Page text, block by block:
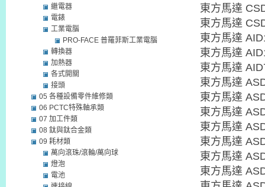
東方馬達
東方馬達
東方馬達
東方馬達
東方馬達
東方馬達
東方馬達
東方馬達
東方馬達
東方馬達
東方馬達
東方馬達
繼電器
電錶
工業電腦
PRO-FACE 普羅菲斯工業電腦
轉換器
加熱器
各式開關
接頭
05 各種設備零件維修類
06 PCTC特殊軸承類
07 加工件類
08 鈦與鈦合金類
09 耗材類
萬向滾珠/滾輪/萬向球
燈泡
電池